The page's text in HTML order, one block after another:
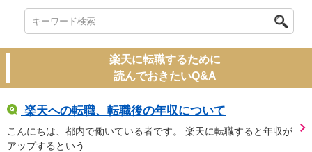
楽天に転職するために
読んでおきたいQ&A
楽天への転職、転職後の年収について
こんにちは、都内で働いている者です。 楽天に転職すると年収が
アップするという...